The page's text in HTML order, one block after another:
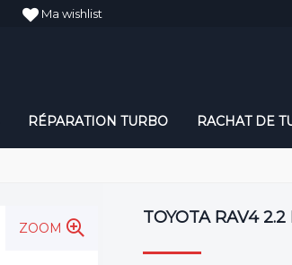
RÉPARATION TURBO RACHAT DE
ZOOM
TOYOTA RAV4
Ma wishlist